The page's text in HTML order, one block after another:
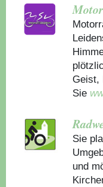
Geist,
Sie
Sie
und